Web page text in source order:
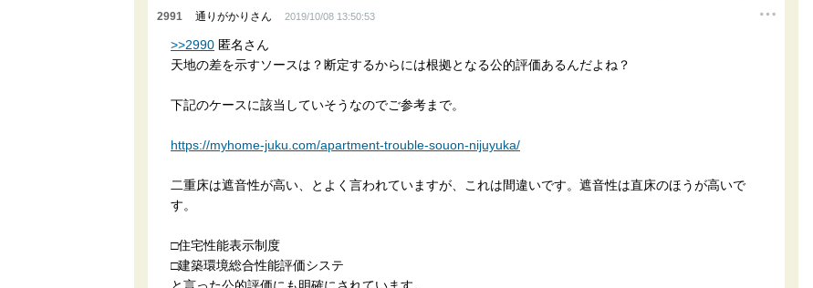
2991 通りがかりさん 2019/10/08 13:50:53
>>2990 匿名さん
天地の差を示すソースは？断定するからには根拠となる公的評価あるんだよね？
下記のケースに該当していそうなのでご参考まで。
https://myhome-juku.com/apartment-trouble-souon-nijuyuka/
二重床は遮音性が高い、とよく言われていますが、これは間違いです。遮音性は直床のほうが高いで
す。
□住宅性能表示制度
□建築環境総合性能評価システ